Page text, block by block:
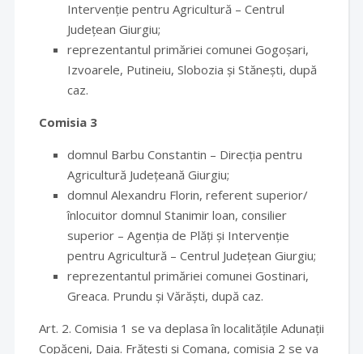
Intervenție pentru Agricultură – Centrul
Județean Giurgiu;
reprezentantul primăriei comunei Gogoșari,
Izvoarele, Putineiu, Slobozia și Stănești, după
caz.
Comisia 3
domnul Barbu Constantin – Direcția pentru
Agricultură Județeană Giurgiu;
domnul Alexandru Florin, referent superior/
înlocuitor domnul Stanimir loan, consilier
superior – Agenția de Plăți și Intervenție
pentru Agricultură – Centrul Județean Giurgiu;
reprezentantul primăriei comunei Gostinari,
Greaca. Prundu și Vărăști, după caz.
Art. 2. Comisia 1 se va deplasa în localitățile Adunații
Copăceni, Daia. Frățești și Comana, comisia 2 se va